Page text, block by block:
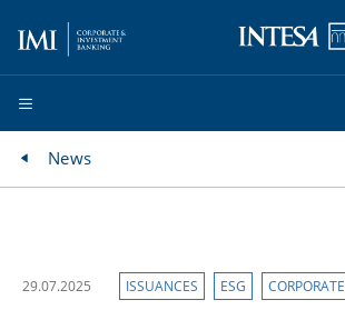
News
29.07.2025 ISSUANCES ESG CORPORATE